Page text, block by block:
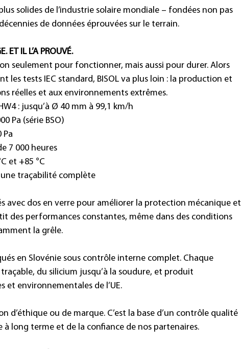
solides de l’industrie solaire mondiale – fondées non pas
de données éprouvées sur le terrain.
ET IL L’A PROUVÉ.
seulement pour fonctionner, mais aussi pour durer. Alors
les tests IEC standard, BISOL va plus loin : la production et
réelles et aux environnements extrêmes.
: jusqu’à Ø 40 mm à 99,1 km/h
Pa (série BSO)
Pa
7 000 heures
et +85 °C
traçabilité complète
avec dos en verre pour améliorer la protection mécanique et
des performances constantes, même dans des conditions
la grêle.
en Slovénie sous contrôle interne complet. Chaque
du silicium jusqu’à la soudure, et produit
et environnementales de l’UE.
d’éthique ou de marque. C’est la base d’un contrôle qualité
long terme et de la confiance de nos partenaires.